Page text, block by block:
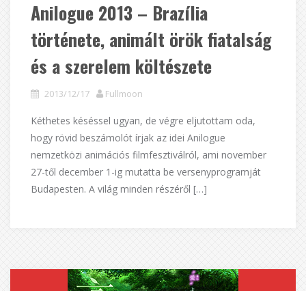
Anilogue 2013 – Brazília
története, animált örök fiatalság
és a szerelem költészete
2013/12/17 Fullmoon
Kéthetes késéssel ugyan, de végre eljutottam oda,
hogy rövid beszámolót írjak az idei Anilogue
nemzetközi animációs filmfesztiválról, ami november
27-től december 1-ig mutatta be versenyprogramját
Budapesten. A világ minden részéről […]